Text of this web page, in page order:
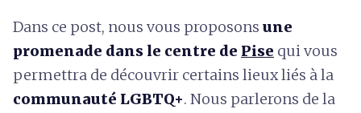
Dans ce post, nous vous proposons une
promenade dans le centre de Pise qui vous
permettra de découvrir certains lieux liés à la
communauté LGBTQ+. Nous parlerons de la